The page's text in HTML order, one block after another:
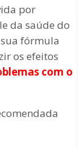
por
da saúde do
fórmula
os efeitos
com o